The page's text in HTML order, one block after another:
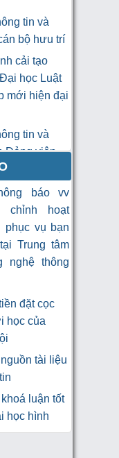
tin và
bộ hưu trí
cải tạo
học Luật
mới hiện đại
tin và
Đảng viên
tuệ nhân tạo
thư viện”
báo vv
chỉnh hoạt
phục vụ bạn
Trung tâm
nghệ thông
đặt cọc
học của
tài liệu
luận tốt
học hình